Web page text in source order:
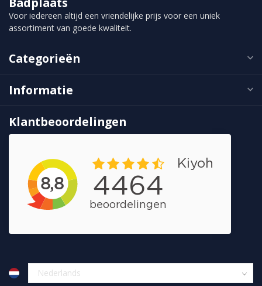
Voor iedereen altijd een vriendelijke prijs voor een uniek
assortiment van goede kwaliteit.
Categorieën
Informatie
Klantbeoordelingen